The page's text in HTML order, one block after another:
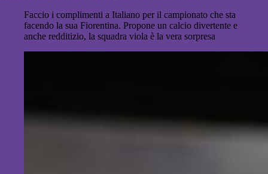
Faccio i complimenti a Italiano per il campionato che sta
facendo la sua Fiorentina. Propone un calcio divertente e
anche redditizio, la squadra viola è la vera sorpresa